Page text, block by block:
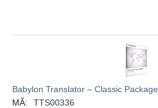
Babylon Translator – Classic
MÃ:
TTS00336